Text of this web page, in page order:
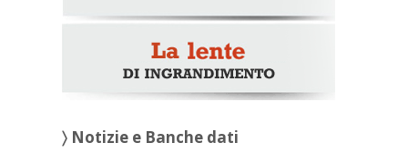
〉 Notizie e Banche dati